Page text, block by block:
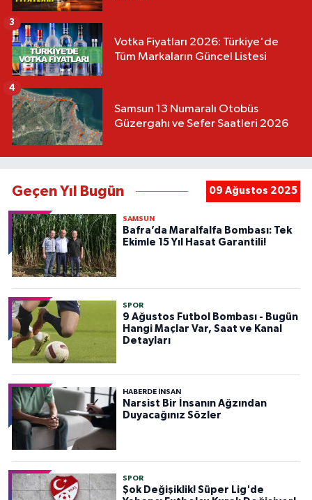
Votka Fiyatları 2026: Türkiye'de
Tüm Markaların Güncel Listesi
3
Samsun 13 Numaralı Otobüs
Güzergahı ve Sefer Saatleri 2026
4
Geçen Yıl Bugün 09 Ağustos 2025
SAMSUN
Bafra’da Maralfalfa Bombası: Tek
Ekimle 15 Yıl Hasat Garantili!
SPOR
9 Ağustos Futbol Bombası - Bugün
Hangi Maçlar Var, Saat ve Kanal
Detayları
HABERDE INSAN
Narsist Bir İnsanın Ağzından
Duyacağınız Sözler
SPOR
Şok Değişiklik! Süper Lig'de